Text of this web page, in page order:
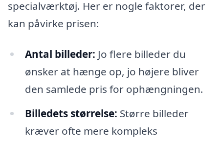
specialværktøj. Her er nogle faktorer, der
kan påvirke prisen:
Antal billeder: Jo flere billeder du
ønsker at hænge op, jo højere bliver
den samlede pris for ophængningen.
Billedets størrelse: Større billeder
kræver ofte mere kompleks